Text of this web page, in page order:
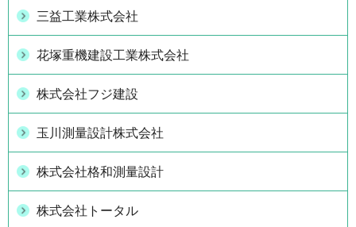
三益工業株式会社
花塚重機建設工業株式会社
株式会社フジ建設
玉川測量設計株式会社
株式会社格和測量設計
株式会社トータル